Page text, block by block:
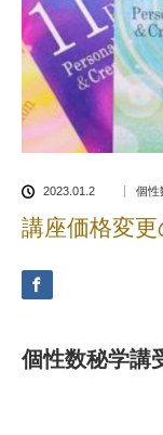
2023.01.2 個性
講座価格変
個性数秘学講